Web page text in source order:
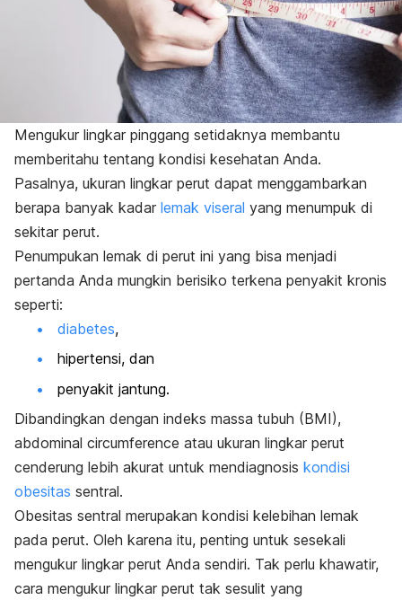
Mengukur lingkar pinggang setidaknya membantu
memberitahu tentang kondisi kesehatan Anda.
Pasalnya, ukuran lingkar perut dapat menggambarkan
berapa banyak kadar lemak viseral yang menumpuk di
sekitar perut.
Penumpukan lemak di perut ini yang bisa menjadi
pertanda Anda mungkin berisiko terkena penyakit kronis
seperti:
diabetes,
hipertensi, dan
penyakit jantung.
Dibandingkan dengan indeks massa tubuh (BMI),
abdominal circumference atau ukuran lingkar perut
cenderung lebih akurat untuk mendiagnosis kondisi
obesitas sentral.
Obesitas sentral merupakan kondisi kelebihan lemak
pada perut. Oleh karena itu, penting untuk sesekali
mengukur lingkar perut Anda sendiri. Tak perlu khawatir,
cara mengukur lingkar perut tak sesulit yang